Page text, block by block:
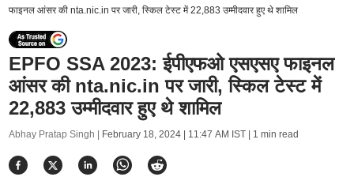
फाइनल आंसर की nta.nic.in पर जारी, स्किल टेस्ट में 22,883 उम्मीदवार हुए थे शामिल
EPFO SSA 2023: ईपीएफओ एसएसए फाइनल
आंसर की nta.nic.in पर जारी, स्किल टेस्ट में
22,883 उम्मीदवार हुए थे शामिल
Abhay Pratap Singh | February 18, 2024 | 11:47 AM IST| 1 min read